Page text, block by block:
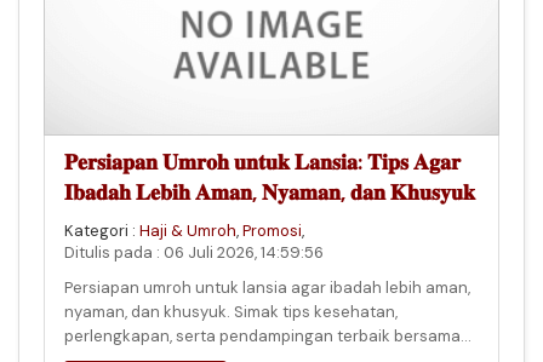
𝐏𝐞𝐫𝐬𝐢𝐚𝐩𝐚𝐧 𝐔𝐦𝐫𝐨𝐡 𝐮𝐧𝐭𝐮𝐤 𝐋𝐚𝐧𝐬𝐢𝐚: 𝐓𝐢𝐩𝐬 𝐀𝐠𝐚𝐫
𝐈𝐛𝐚𝐝𝐚𝐡 𝐋𝐞𝐛𝐢𝐡 𝐀𝐦𝐚𝐧, 𝐍𝐲𝐚𝐦𝐚𝐧, 𝐝𝐚𝐧 𝐊𝐡𝐮𝐬𝐲𝐮𝐤
Kategori : Haji & Umroh,Promosi,
Ditulis pada : 06 Juli 2026, 14:59:56
Persiapan umroh untuk lansia agar ibadah lebih aman,
nyaman, dan khusyuk. Simak tips kesehatan,
perlengkapan, serta pendampingan terbaik bersama